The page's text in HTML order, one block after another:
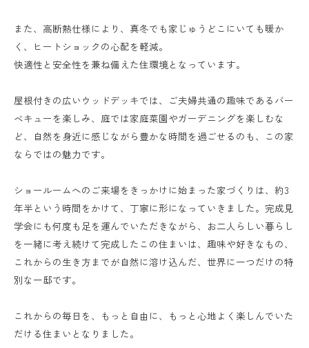
また、高断熱仕様により、真冬でも家じゅうどこにいても暖か
く、ヒートショックの心配を軽減。
快適性と安全性を兼ね備えた住環境となっています。
屋根付きの広いウッドデッキでは、ご夫婦共通の趣味であるバー
ベキューを楽しみ、庭では家庭菜園やガーデニングを楽しむな
ど、自然を身近に感じながら豊かな時間を過ごせるのも、この家
ならではの魅力です。
ショールームへのご来場をきっかけに始まった家づくりは、約3
年半という時間をかけて、丁寧に形になっていきました。完成見
学会にも何度も足を運んでいただきながら、お二人らしい暮らし
を一緒に考え続けて完成したこの住まいは、趣味や好きなもの、
これからの生き方までが自然に溶け込んだ、世界に一つだけの特
別な一邸です。
これからの毎日を、もっと自由に、もっと心地よく楽しんでいた
だける住まいとなりました。